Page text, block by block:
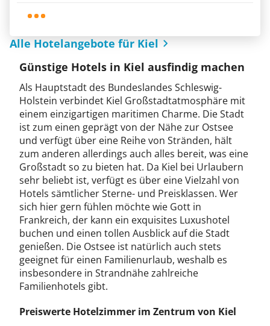
Alle Hotelangebote für Kiel
Günstige Hotels in Kiel ausfindig machen
Als Hauptstadt des Bundeslandes Schleswig-
Holstein verbindet Kiel Großstadtatmosphäre mit
einem einzigartigen maritimen Charme. Die Stadt
ist zum einen geprägt von der Nähe zur Ostsee
und verfügt über eine Reihe von Stränden, hält
zum anderen allerdings auch alles bereit, was eine
Großstadt so zu bieten hat. Da Kiel bei Urlaubern
sehr beliebt ist, verfügt es über eine Vielzahl von
Hotels sämtlicher Sterne- und Preisklassen. Wer
sich hier gern fühlen möchte wie Gott in
Frankreich, der kann ein exquisites Luxushotel
buchen und einen tollen Ausblick auf die Stadt
genießen. Die Ostsee ist natürlich auch stets
geeignet für einen Familienurlaub, weshalb es
insbesondere in Strandnähe zahlreiche
Familienhotels gibt.
Preiswerte Hotelzimmer im Zentrum von Kiel